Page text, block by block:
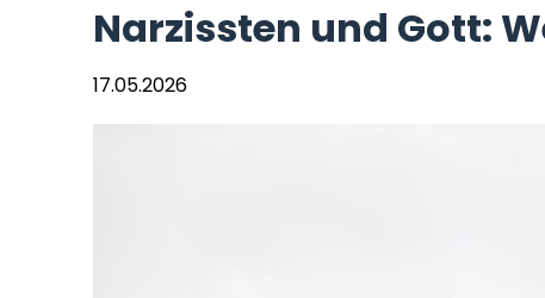
Narzissten und Gott:
17.05.2026